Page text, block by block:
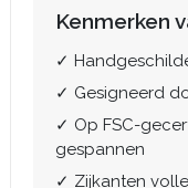
Kenmerken
✓
✓ Gesigneerd
✓ Op FSC-
gespannen
✓ Zijkanten